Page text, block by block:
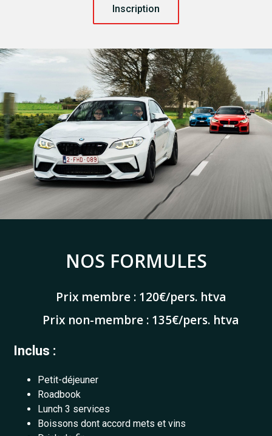
Inscription
NOS FORMULES
Prix membre : 120€/pers. htva
Prix non-membre : 135€/pers. htva
Inclus :
Petit-déjeuner
Roadbook
Lunch 3 services
Boissons dont accord mets et vins